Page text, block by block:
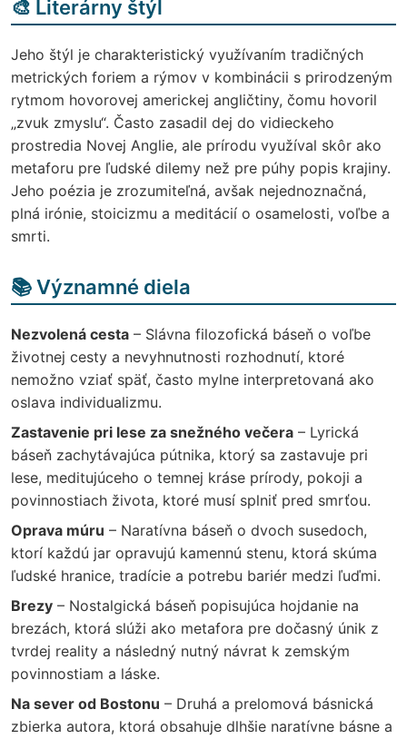
🎨 Literárny štýl
Jeho štýl je charakteristický využívaním tradičných
metrických foriem a rýmov v kombinácii s prirodzeným
rytmom hovorovej americkej angličtiny, čomu hovoril
„zvuk zmyslu“. Často zasadil dej do vidieckeho
prostredia Novej Anglie, ale prírodu využíval skôr ako
metaforu pre ľudské dilemy než pre púhy popis krajiny.
Jeho poézia je zrozumiteľná, avšak nejednoznačná,
plná irónie, stoicizmu a meditácií o osamelosti, voľbe a
smrti.
📚 Významné diela
Nezvolená cesta – Slávna filozofická báseň o voľbe
životnej cesty a nevyhnutnosti rozhodnutí, ktoré
nemožno vziať späť, často mylne interpretovaná ako
oslava individualizmu.
Zastavenie pri lese za snežného večera – Lyrická
báseň zachytávajúca pútnika, ktorý sa zastavuje pri
lese, meditujúceho o temnej kráse prírody, pokoji a
povinnostiach života, ktoré musí splniť pred smrťou.
Oprava múru – Naratívna báseň o dvoch susedoch,
ktorí každú jar opravujú kamennú stenu, ktorá skúma
ľudské hranice, tradície a potrebu bariér medzi ľuďmi.
Brezy – Nostalgická báseň popisujúca hojdanie na
brezách, ktorá slúži ako metafora pre dočasný únik z
tvrdej reality a následný nutný návrat k zemským
povinnostiam a láske.
Na sever od Bostonu – Druhá a prelomová básnická
zbierka autora, ktorá obsahuje dlhšie naratívne básne a